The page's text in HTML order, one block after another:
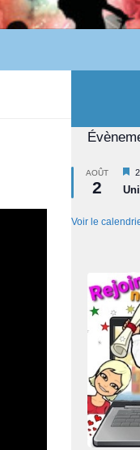
AOÛT
2
en
Voir le